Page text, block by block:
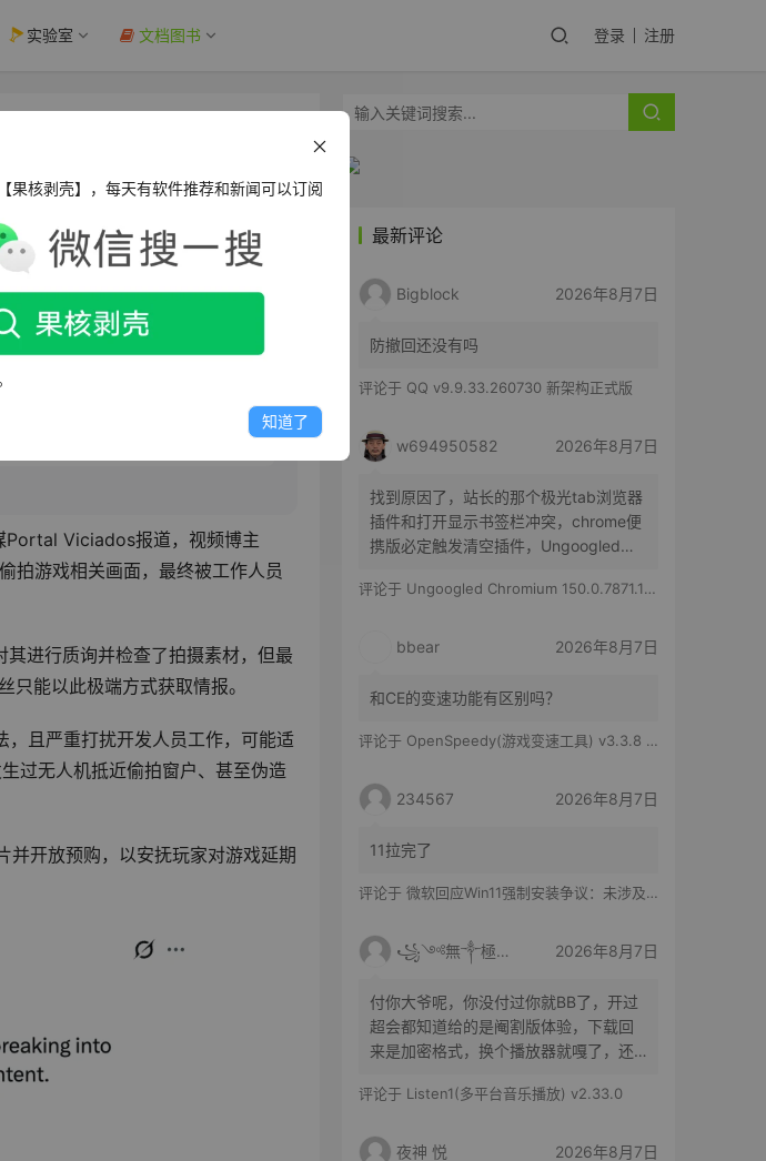
实验室 文档图书 登录 注册
告 - 果核剥壳
法闯入英国爱丁堡的Rockstar工作
见不鲜，包括无人机偷拍、伪造证件
告片并开启预购，以缓解玩家焦
Portal Viciados报道，视频博主
拍游戏相关画面，最终被工作人员
进行质询并检查了拍摄素材，但最
只能以此极端方式获取情报。
且严重打扰开发人员工作，可能适
过无人机抵近偷拍窗户、甚至伪造
开放预购，以安抚玩家对游戏延期
最新评论
Bigblock 2026年8月7日
防撤回还没有吗
评论于 QQ v9.9.33.260730 新架构正式版
w694950582 2026年8月7日
找到原因了，站长的那个极光tab浏览器
插件和打开显示书签栏冲突，chrome便
携版必定触发清空插件，Ungoogled
所有插件，有时候只是极光tab插件消失
评论于 Ungoogled Chromium 150.0.7871.186-1.1 果核优化便携版
bbear 2026年8月7日
和CE的变速功能有区别吗？
评论于 OpenSpeedy(游戏变速工具) v3.3.8 绿色版
234567 2026年8月7日
11拉完了
评论于 微软回应Win11强制安装争议：未涉及企业设备，承诺不用用户照片训练AI
꧁༺無༒極༻꧂ 2026年8月7日
付你大爷呢，你没付过你就BB了，开过
超会都知道给的是阉割版体验，下载回
来是加密格式，换个播放器就嘎了，还
评论于 Listen1(多平台音乐播放) v2.33.0
夜神 悦 2026年8月7日
果核剥壳】，每天有软件推荐和新闻可以订阅
知道了